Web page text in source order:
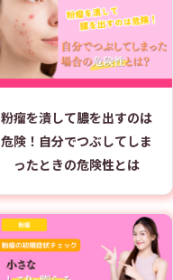
粉瘤を潰して膿を出すのは
危険！自分でつぶしてしま
ったときの危険性とは